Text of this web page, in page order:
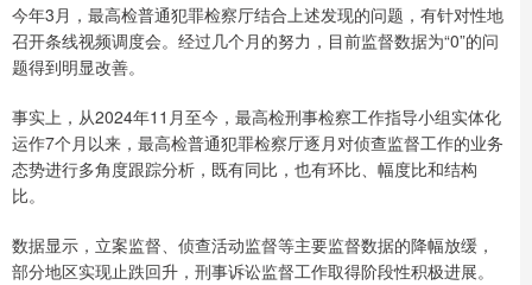
今年3月，最高检普通犯罪检察厅结合上述发现的问题，有针对性地
召开条线视频调度会。经过几个月的努力，目前监督数据为“0”的问
题得到明显改善。
事实上，从2024年11月至今，最高检刑事检察工作指导小组实体化
运作7个月以来，最高检普通犯罪检察厅逐月对侦查监督工作的业务
态势进行多角度跟踪分析，既有同比，也有环比、幅度比和结构
比。
数据显示，立案监督、侦查活动监督等主要监督数据的降幅放缓，
部分地区实现止跌回升，刑事诉讼监督工作取得阶段性积极进展。